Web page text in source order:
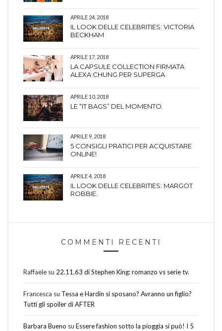
APRILE 24, 2018
IL LOOK DELLE CELEBRITIES: VICTORIA
BECKHAM
APRILE 17, 2018
LA CAPSULE COLLECTION FIRMATA
ALEXA CHUNG PER SUPERGA
APRILE 10, 2018
LE “IT BAGS” DEL MOMENTO.
APRILE 9, 2018
5 CONSIGLI PRATICI PER ACQUISTARE
ONLINE!
APRILE 4, 2018
IL LOOK DELLE CELEBRITIES: MARGOT
ROBBIE.
COMMENTI RECENTI
Raffaele su 22.11.63 di Stephen King: romanzo vs serie tv.
Francesca su Tessa e Hardin si sposano? Avranno un figlio?
Tutti gli spoiler di AFTER
Barbara Bueno su Essere fashion sotto la pioggia si può! I 5